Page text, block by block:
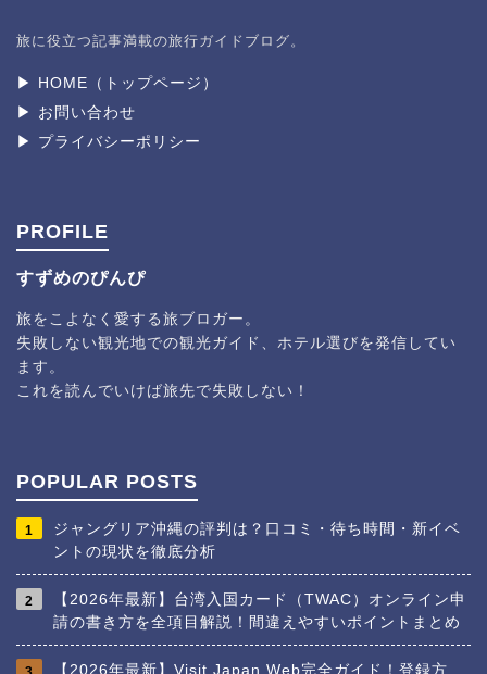
旅に役立つ記事満載の旅行ガイドブログ。
▶︎ HOME（トップページ）
▶︎ お問い合わせ
▶︎ プライバシーポリシー
PROFILE
すずめのぴんぴ
旅をこよなく愛する旅ブロガー。
失敗しない観光地での観光ガイド、ホテル選びを発信してい
ます。
これを読んでいけば旅先で失敗しない！
POPULAR POSTS
1
ジャングリア沖縄の評判は？口コミ・待ち時間・新イベ
ントの現状を徹底分析
2
【2026年最新】台湾入国カード（TWAC）オンライン申
請の書き方を全項目解説！間違えやすいポイントまとめ
【2026年最新】Visit Japan Web完全ガイド！登録方